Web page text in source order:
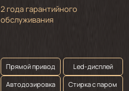
2 года гарантийного
обслуживания
Прямой привод
Led-дисплей
Автодозировка
Стирка с паром